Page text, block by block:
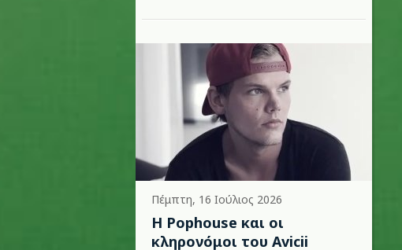
Πέμπτη, 16 Ιούλιος 2026
Η Pophouse και οι
κληρονόμοι του Avicii